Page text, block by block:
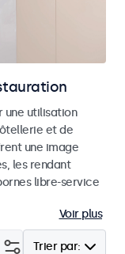
une utilisation
et de
une image
les rendant
libre-service
Voir plus
Trier par: